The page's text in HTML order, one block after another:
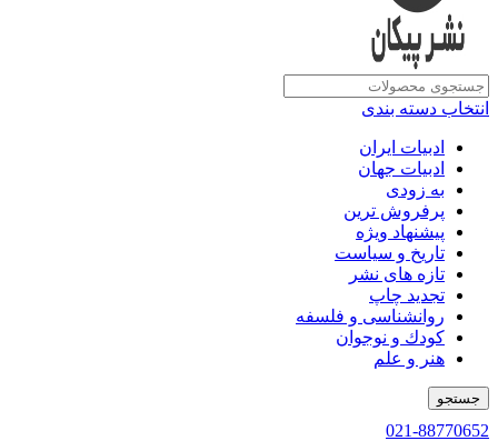
انتخاب دسته بندی
ادبیات ایران
ادبیات جهان
به زودی
پرفروش ترین
پیشنهاد ویژه
تاریخ و سیاست
تازه های نشر
تجدید چاپ
روانشناسی و فلسفه
کودك و نوجوان
هنر و علم
جستجو
021-88770652